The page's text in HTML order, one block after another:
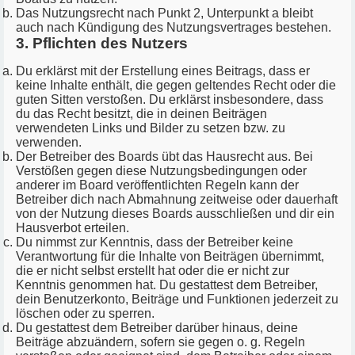
Das Nutzungsrecht nach Punkt 2, Unterpunkt a bleibt
auch nach Kündigung des Nutzungsvertrages bestehen.
3. Pflichten des Nutzers
Du erklärst mit der Erstellung eines Beitrags, dass er
keine Inhalte enthält, die gegen geltendes Recht oder die
guten Sitten verstoßen. Du erklärst insbesondere, dass
du das Recht besitzt, die in deinen Beiträgen
verwendeten Links und Bilder zu setzen bzw. zu
verwenden.
Der Betreiber des Boards übt das Hausrecht aus. Bei
Verstößen gegen diese Nutzungsbedingungen oder
anderer im Board veröffentlichten Regeln kann der
Betreiber dich nach Abmahnung zeitweise oder dauerhaft
von der Nutzung dieses Boards ausschließen und dir ein
Hausverbot erteilen.
Du nimmst zur Kenntnis, dass der Betreiber keine
Verantwortung für die Inhalte von Beiträgen übernimmt,
die er nicht selbst erstellt hat oder die er nicht zur
Kenntnis genommen hat. Du gestattest dem Betreiber,
dein Benutzerkonto, Beiträge und Funktionen jederzeit zu
löschen oder zu sperren.
Du gestattest dem Betreiber darüber hinaus, deine
Beiträge abzuändern, sofern sie gegen o. g. Regeln